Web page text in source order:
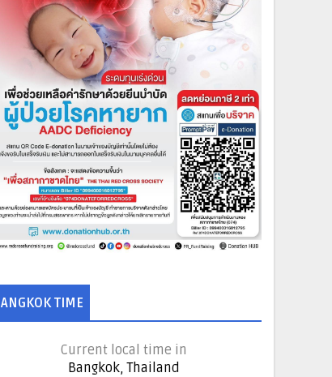
TIME
Current local time in
Bangkok, Thailand